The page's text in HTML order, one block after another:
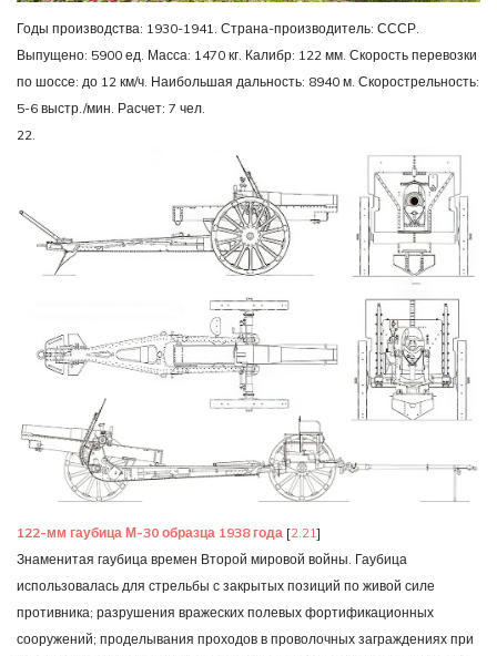
Годы производства: 1930-1941. Страна-производитель: СССР.
Выпущено: 5900 ед. Масса: 1470 кг. Калибр: 122 мм. Скорость перевозки
по шоссе: до 12 км/ч. Наибольшая дальность: 8940 м. Скорострельность:
5-6 выстр./мин. Расчет: 7 чел.
22.
122-мм гаубица М-30 образца 1938 года [2.21]
Знаменитая гаубица времен Второй мировой войны. Гаубица
использовалась для стрельбы с закрытых позиций по живой силе
противника; разрушения вражеских полевых фортификационных
сооружений; проделывания проходов в проволочных заграждениях при